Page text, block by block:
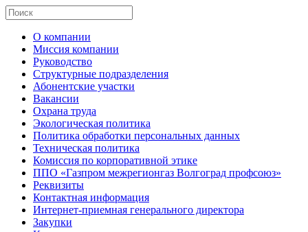
О компании
Миссия компании
Руководство
Структурные подразделения
Абонентские участки
Вакансии
Охрана труда
Экологическая политика
Политика обработки персональных данных
Техническая политика
Комиссия по корпоративной этике
ППО «Газпром межрегионгаз Волгоград профсоюз»
Реквизиты
Контактная информация
Интернет-приемная генерального директора
Закупки